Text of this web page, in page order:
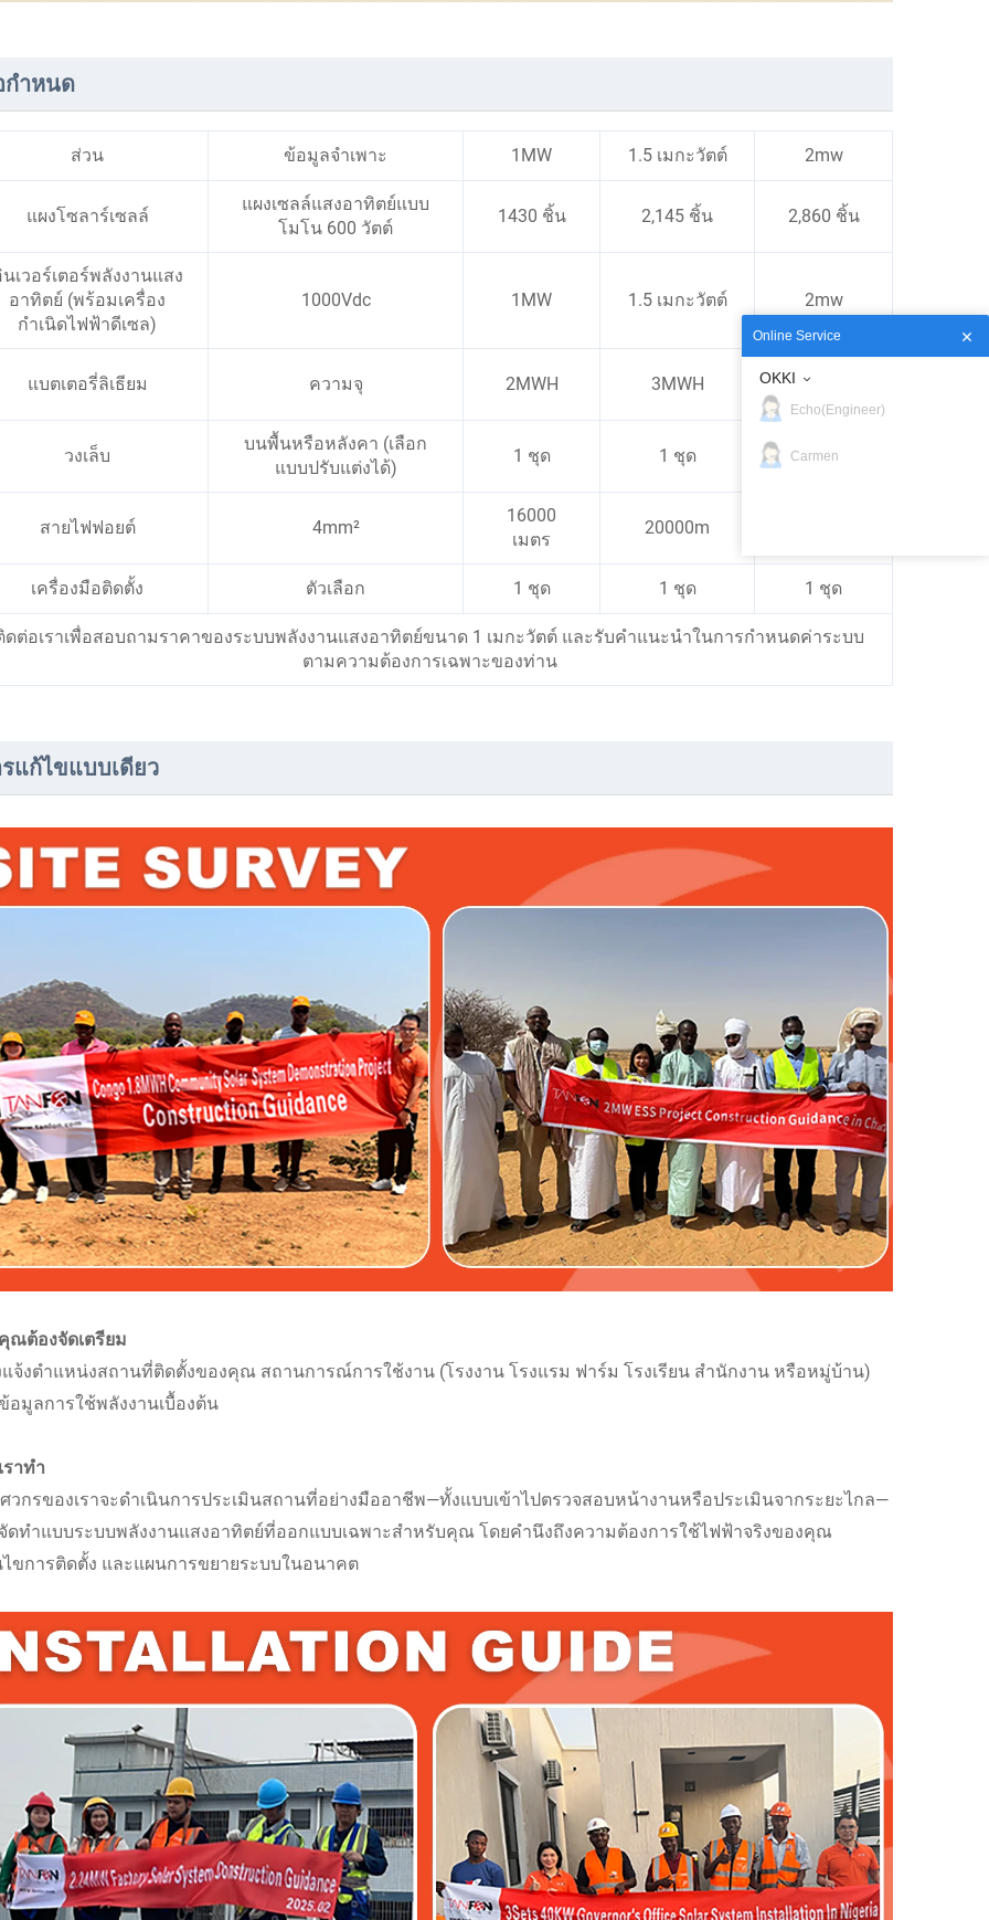
ำหนด
ส่วน ข้อมูลจำเพาะ 1MW 1.5 เมกะวัตต์ 2mw
แผงโซลาร์เซลล์
แผงเซลล์แสงอาทิตย์แบบ
โมโน 600 วัตต์
1430 ชิ้น 2,145 ชิ้น 2,860 ชิ้น
เวอร์เตอร์พลังงานแสง
อาทิตย์ (พร้อมเครื่อง
กำเนิดไฟฟ้าดีเซล)
1000Vdc 1MW 1.5 เมกะวัตต์ 2mw
แบตเตอรี่ลิเธียม ความจุ 2MWH 3MWH
4 เมกะวัตต์-
วงเล็บ
บนพื้นหรือหลังคา (เลือก
แบบปรับแต่งได้)
1 ชุด 1 ชุด 1 ชุด
สายไฟฟอยต์ 4mm²
16000
เมตร
20000m
เครื่องมือติดตั้ง ตัวเลือก 1 ชุด 1 ชุด 1 ชุด
ดต่อเราเพื่อสอบถามราคาของระบบพลังงานแสงอาทิตย์ขนาด 1 เมกะวัตต์ และรับคำแนะนำในการกำหนดค่าระบบ
ตามความต้องการเฉพาะของท่าน
แก้ไขแบบเดียว
ณต้องจัดเตรียม
แจ้งตำแหน่งสถานที่ติดตั้งของคุณ สถานการณ์การใช้งาน (โรงงาน โรงแรม ฟาร์ม โรงเรียน สำนักงาน หรือหมู่บ้าน)
อมูลการใช้พลังงานเบื้องต้น
ราทำ
วกรของเราจะดำเนินการประเมินสถานที่อย่างมืออาชีพ—ทั้งแบบเข้าไปตรวจสอบหน้างานหรือประเมินจากระยะไกล—
ดทำแบบระบบพลังงานแสงอาทิตย์ที่ออกแบบเฉพาะสำหรับคุณ โดยคำนึงถึงความต้องการใช้ไฟฟ้าจริงของคุณ
ไขการติดตั้ง และแผนการขยายระบบในอนาคต
Online Service
OKKI
Echo(Engineer)
Carmen